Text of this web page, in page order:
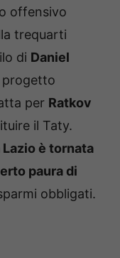
offensivo
trequarti
di Daniel
progetto
per Ratkov
il Taty.
è tornata
paura di
obbligati.